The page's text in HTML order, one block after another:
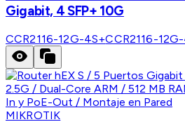
Gigabit, 4 SFP+ 10G
CCR2116-12G-4S+CCR2116-
MIKROTIK